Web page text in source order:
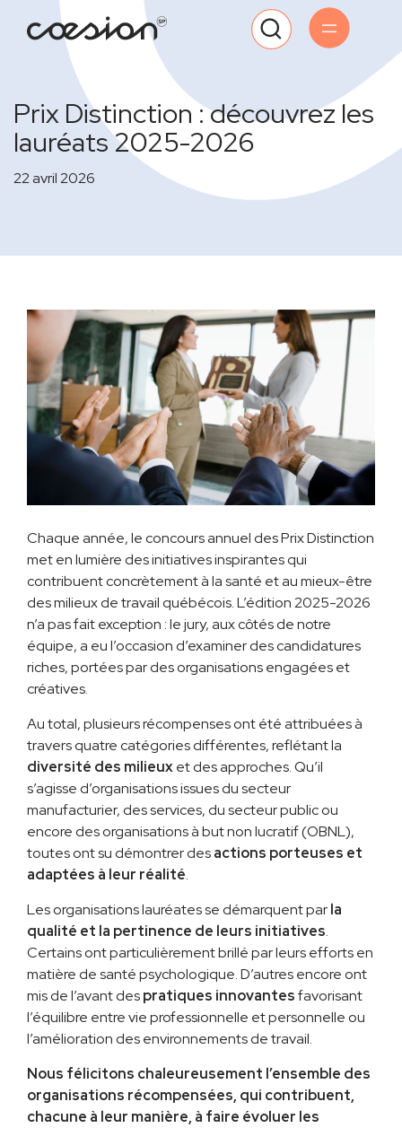
Prix Distinction : découvrez les
lauréats 2025-2026
22 avril 2026
Chaque année, le concours annuel des Prix Distinction
met en lumière des initiatives inspirantes qui
contribuent concrètement à la santé et au mieux-être
des milieux de travail québécois. L’édition 2025-2026
n’a pas fait exception : le jury, aux côtés de notre
équipe, a eu l’occasion d’examiner des candidatures
riches, portées par des organisations engagées et
créatives.
Au total, plusieurs récompenses ont été attribuées à
travers quatre catégories différentes, reflétant la
diversité des milieuxet des approches. Qu’il
s’agisse d’organisations issues du secteur
manufacturier, des services, du secteur public ou
encore des organisations à but non lucratif (OBNL),
toutes ont su démontrer desactions porteuses et
adaptées à leur réalité.
Les organisations lauréates se démarquent parla
qualité et la pertinence de leurs initiatives.
Certains ont particulièrement brillé par leurs efforts en
matière de santé psychologique. D’autres encore ont
mis de l’avant despratiques innovantesfavorisant
l’équilibre entre vie professionnelle et personnelle ou
l’amélioration des environnements de travail.
Nous félicitons chaleureusement l’ensemble des
organisations récompensées, qui contribuent,
chacune à leur manière, à faire évoluer les